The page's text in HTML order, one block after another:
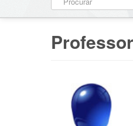
Professor